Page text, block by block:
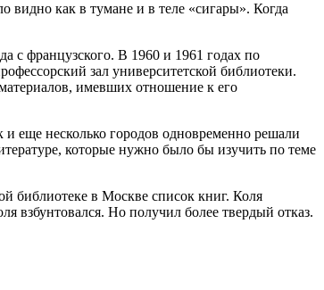
видно как в тумане и в теле «сигары». Когда
с французского. В 1960 и 1961 годах по
зал университетской библиотеки.
имевших отношение к его
еще несколько городов одновременно решали
которые нужно было бы изучить по теме
библиотеке в Москве список книг. Коля
взбунтовался. Но получил более твердый отказ.